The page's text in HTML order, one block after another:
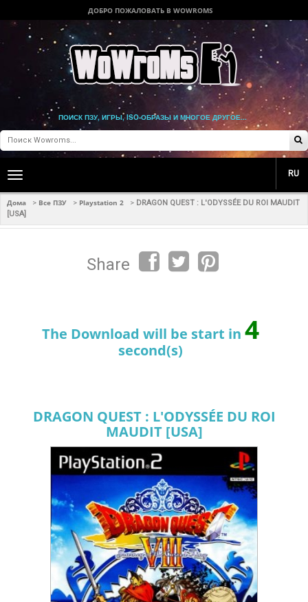
ДОБРО ПОЖАЛОВАТЬ В WOWROMS
ПОИСК ПЗУ, ИГРЫ, ISO-ОБРАЗЫ И МНОГОЕ ДРУГОЕ...
Toggle
navigation
RU
Дома > Все ПЗУ > Playstation 2 > DRAGON QUEST : L'ODYSSÉE DU ROI MAUDIT
[USA]
Share
The Download will be start in 4
second(s)
DRAGON QUEST : L'ODYSSÉE DU ROI
MAUDIT [USA]